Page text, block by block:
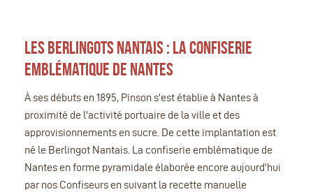
Les Berlingots Nantais : La Confiserie
emblématique de Nantes
À ses débuts en 1895, Pinson s'est établie à Nantes à
proximité de l'activité portuaire de la ville et des
approvisionnements en sucre. De cette implantation est
né le Berlingot Nantais. La confiserie emblématique de
Nantes en forme pyramidale élaborée encore aujourd'hui
par nos Confiseurs en suivant la recette manuelle